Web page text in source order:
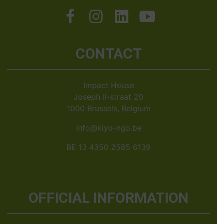
CONTACT
Impact House
Joseph II-straat 20
1000 Brussels, Belgium
info@kiyo-ngo.be
BE 13 4350 2585 6139
OFFICIAL INFORMATION